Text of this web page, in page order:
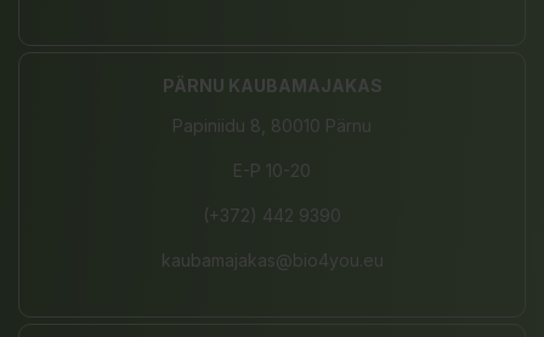
PÄRNU KAUBAMAJAKAS
Papiniidu 8, 80010 Pärnu
E-P 10-20
(+372) 442 9390
kaubamajakas@bio4you.eu